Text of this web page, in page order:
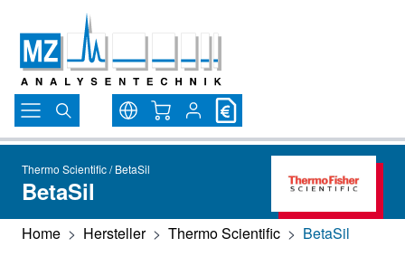
Direkt zum Inhalt
Warenkorb
Thermo Scientific / BetaSil
BetaSil
Home > Hersteller > Thermo Scientific > BetaSil